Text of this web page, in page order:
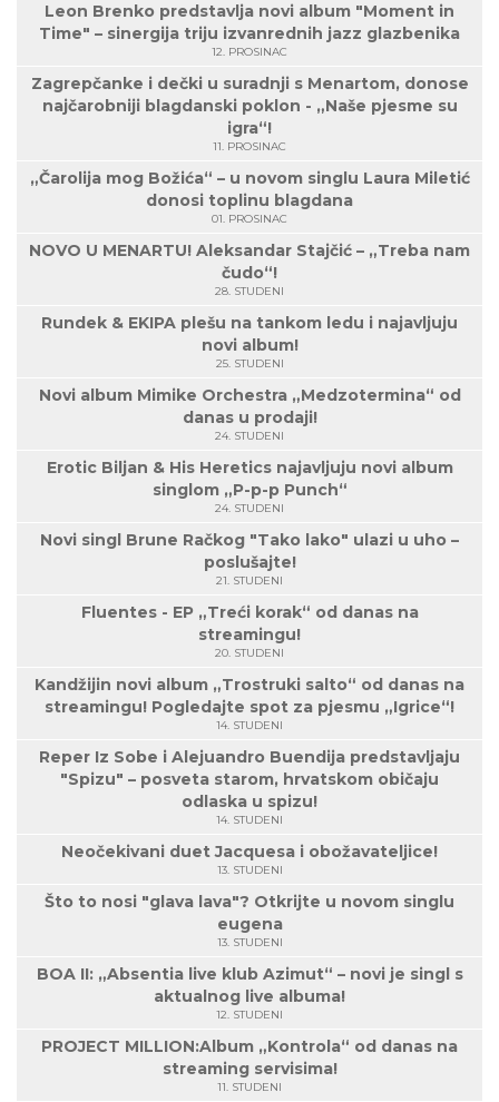
Leon Brenko predstavlja novi album "Moment in
Time" – sinergija triju izvanrednih jazz glazbenika
12. PROSINAC
Zagrepčanke i dečki u suradnji s Menartom, donose
najčarobniji blagdanski poklon - „Naše pjesme su
igra“!
11. PROSINAC
„Čarolija mog Božića“ – u novom singlu Laura Miletić
donosi toplinu blagdana
01. PROSINAC
NOVO U MENARTU! Aleksandar Stajčić – „Treba nam
čudo“!
28. STUDENI
Rundek & EKIPA plešu na tankom ledu i najavljuju
novi album!
25. STUDENI
Novi album Mimike Orchestra „Medzotermina“ od
danas u prodaji!
24. STUDENI
Erotic Biljan & His Heretics najavljuju novi album
singlom „P-p-p Punch“
24. STUDENI
Novi singl Brune Račkog "Tako lako" ulazi u uho –
poslušajte!
21. STUDENI
Fluentes - EP „Treći korak“ od danas na
streamingu!
20. STUDENI
Kandžijin novi album „Trostruki salto“ od danas na
streamingu! Pogledajte spot za pjesmu „Igrice“!
14. STUDENI
Reper Iz Sobe i Alejuandro Buendija predstavljaju
"Spizu" – posveta starom, hrvatskom običaju
odlaska u spizu!
14. STUDENI
Neočekivani duet Jacquesa i obožavateljice!
13. STUDENI
Što to nosi "glava lava"? Otkrijte u novom singlu
eugena
13. STUDENI
BOA II: „Absentia live klub Azimut“ – novi je singl s
aktualnog live albuma!
12. STUDENI
PROJECT MILLION:Album „Kontrola“ od danas na
streaming servisima!
11. STUDENI